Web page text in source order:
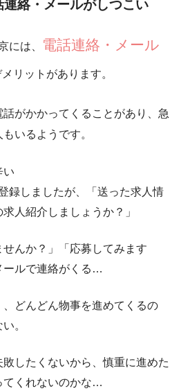
絡・メールがしつこい
には、
電話連絡・メール
リットがあります。
がかかってくることがあり、 急
いるようです。
い
録しましたが、「送った求人情
人紹介しましょうか？」
せんか？」「応募してみます
ールで連絡がくる…
どんどん物事を進めてくるの
。
したくないから、慎重に進めた
てくれないのかな…